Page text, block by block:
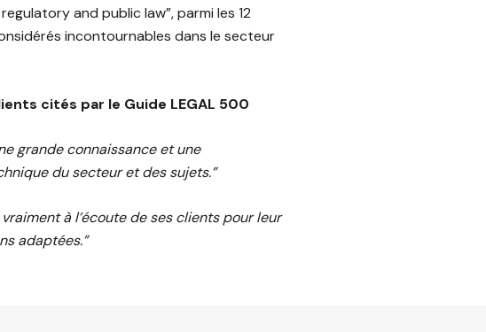
and public law”, parmi les 12
incontournables dans le secteur
cités par le Guide LEGAL 500
grande connaissance et une
du secteur et des sujets.”
à l’écoute de ses clients pour leur
adaptées.”